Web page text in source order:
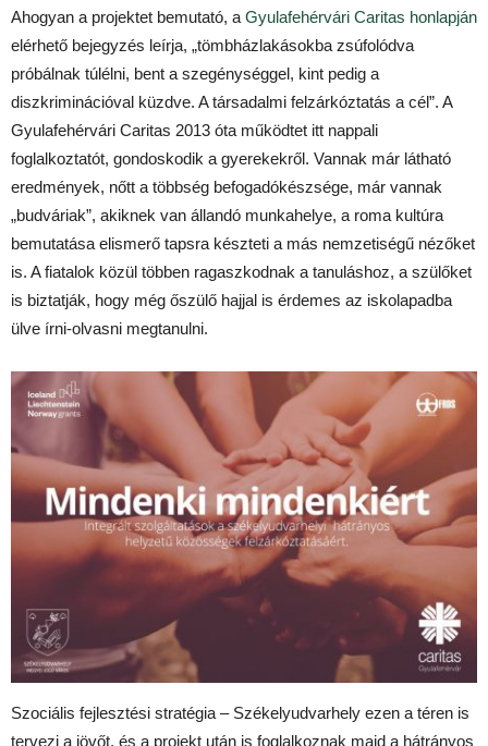
Ahogyan a projektet bemutató, a Gyulafehérvári Caritas honlapján
elérhető bejegyzés leírja, „tömbházlakásokba zsúfolódva
próbálnak túlélni, bent a szegénységgel, kint pedig a
diszkriminációval küzdve. A társadalmi felzárkóztatás a cél”. A
Gyulafehérvári Caritas 2013 óta működtet itt nappali
foglalkoztatót, gondoskodik a gyerekekről. Vannak már látható
eredmények, nőtt a többség befogadókészsége, már vannak
„budváriak”, akiknek van állandó munkahelye, a roma kultúra
bemutatása elismerő tapsra készteti a más nemzetiségű nézőket
is. A fiatalok közül többen ragaszkodnak a tanuláshoz, a szülőket
is biztatják, hogy még őszülő hajjal is érdemes az iskolapadba
ülve írni-olvasni megtanulni.
Szociális fejlesztési stratégia – Székelyudvarhely ezen a téren is
tervezi a jövőt, és a projekt után is foglalkoznak majd a hátrányos